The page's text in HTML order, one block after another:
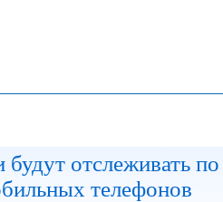
отслеживать по
телефонов